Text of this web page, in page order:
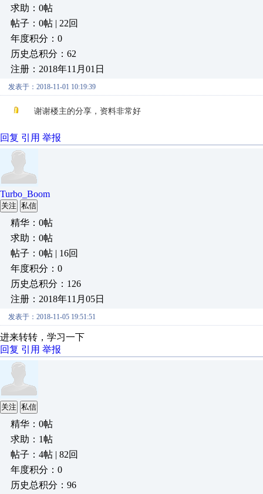
求助：0帖
帖子：0帖 | 22回
年度积分：0
历史总积分：62
注册：2018年11月01日
发表于：2018-11-01 10:19:39
谢谢楼主的分享，资料非常好
回复 引用 举报
Turbo_Boom
关注 私信
精华：0帖
求助：0帖
帖子：0帖 | 16回
年度积分：0
历史总积分：126
注册：2018年11月05日
发表于：2018-11-05 19:51:51
进来转转，学习一下
回复 引用 举报
关注 私信
精华：0帖
求助：1帖
帖子：4帖 | 82回
年度积分：0
历史总积分：96